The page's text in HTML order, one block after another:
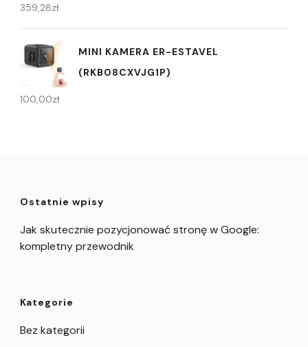
359,28zł
MINI KAMERA ER-ESTAVEL
(RKB08CXVJG1P)
100,00zł
Ostatnie wpisy
Jak skutecznie pozycjonować stronę w Google:
kompletny przewodnik
Kategorie
Bez kategorii